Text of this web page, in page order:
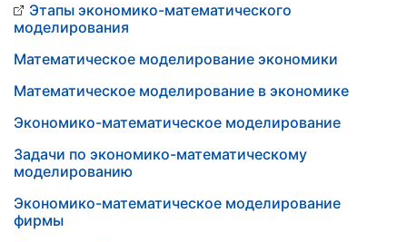
Этапы экономико-математического
моделирования
Математическое моделирование экономики
Математическое моделирование в экономике
Экономико-математическое моделирование
Задачи по экономико-математическому
моделированию
Экономико-математическое моделирование
фирмы